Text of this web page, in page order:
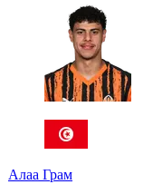
Алаа Грам